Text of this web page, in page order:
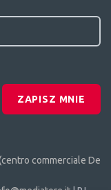
ZAPISZ MNIE
commerciale De